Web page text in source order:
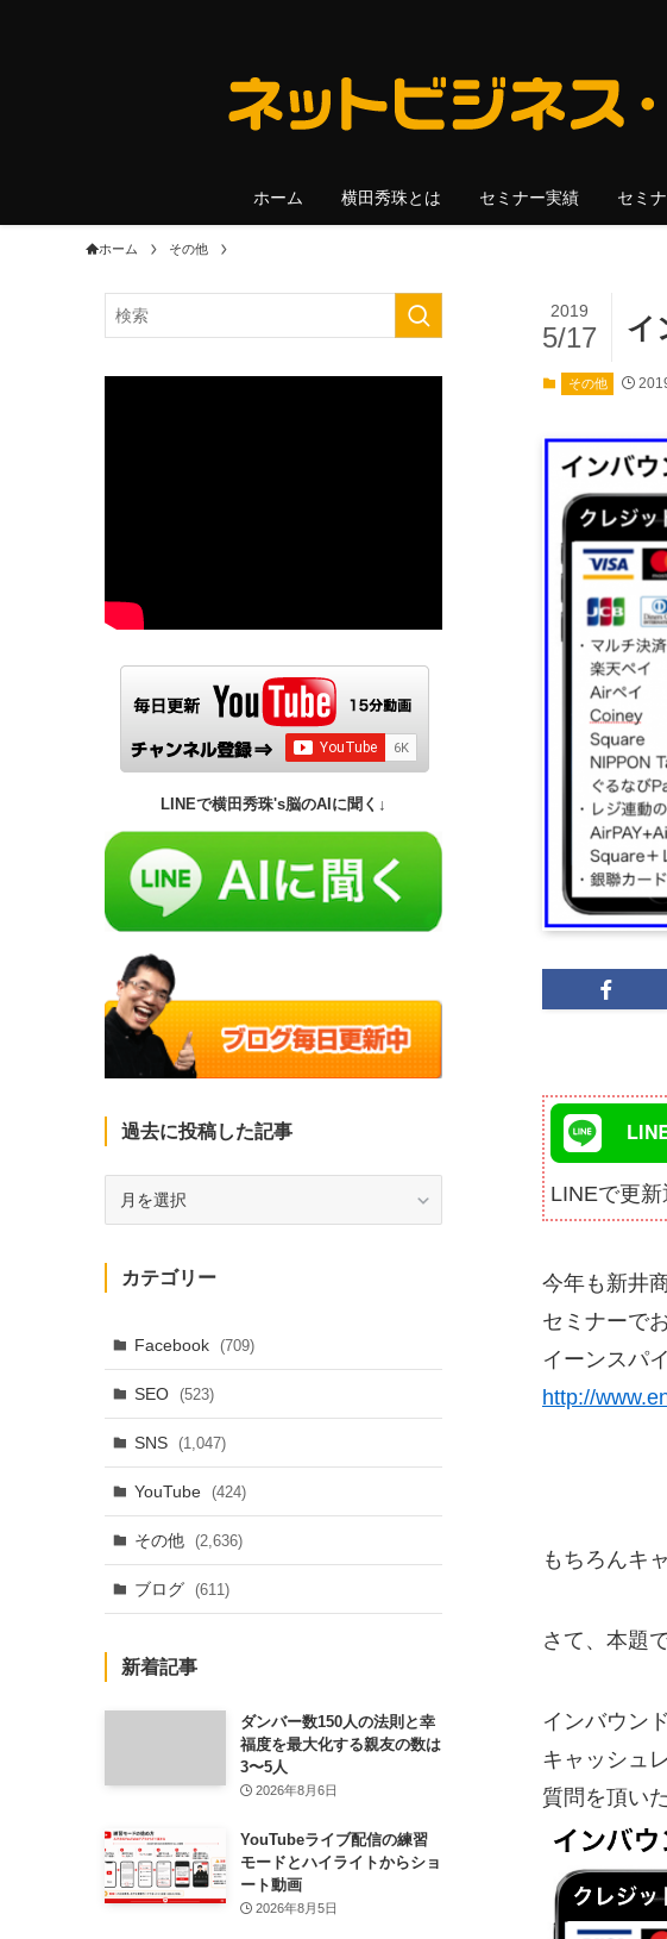
ホーム 横田秀珠とは セミナー実績 セミ
ホーム その他
イ
2019
5/17
その他
LINEで更
今年も新井
セミナーで
イーンスパ
http://
もちろんキ
さて、本題で
インバウン
キャッシュ
質問を頂い
LINEで横田秀珠's脳のAIに聞く↓
過去に投稿した記事
投
稿
た
記
事
カテゴリー
Facebook (709)
SEO (523)
SNS (1,047)
YouTube (424)
その他 (2,636)
ブログ (611)
新着記事
ダンバー数150人の法則と幸
福度を最大化する親友の数は
3〜5人
2026年8月6日
YouTubeライブ配信の練習
モードとハイライトからショ
ート動画
2026年8月5日